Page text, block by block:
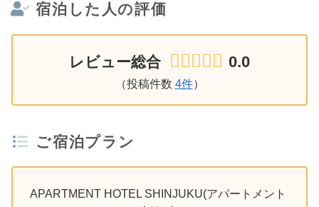
宿泊した人の評価
レビュー総合 0.0
（投稿件数 4件）
ご宿泊プラン
APARTMENT HOTEL SHINJUKU(アパートメント